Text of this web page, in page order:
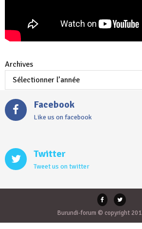
Archives
Facebook
Like us on facebook
Twitter
Tweet us on twitter
Burundi-forum © copyright